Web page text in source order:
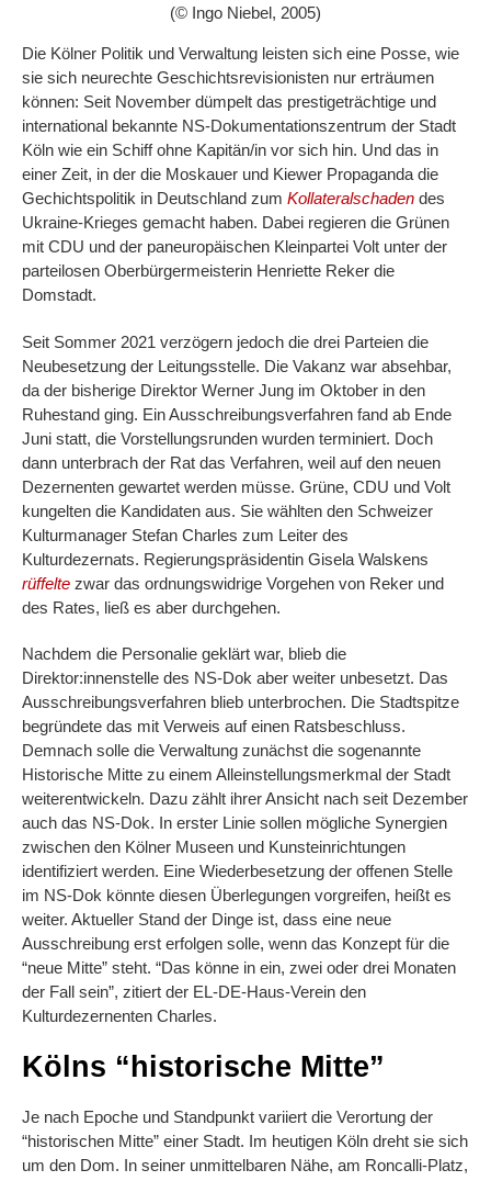
(© Ingo Niebel, 2005)
Die Kölner Politik und Verwaltung leisten sich eine Posse, wie
sie sich neurechte Geschichtsrevisionisten nur erträumen
können: Seit November dümpelt das prestigeträchtige und
international bekannte NS-Dokumentationszentrum der Stadt
Köln wie ein Schiff ohne Kapitän/in vor sich hin. Und das in
einer Zeit, in der die Moskauer und Kiewer Propaganda die
Gechichtspolitik in Deutschland zum Kollateralschaden des
Ukraine-Krieges gemacht haben. Dabei regieren die Grünen
mit CDU und der paneuropäischen Kleinpartei Volt unter der
parteilosen Oberbürgermeisterin Henriette Reker die
Domstadt.
Seit Sommer 2021 verzögern jedoch die drei Parteien die
Neubesetzung der Leitungsstelle. Die Vakanz war absehbar,
da der bisherige Direktor Werner Jung im Oktober in den
Ruhestand ging. Ein Ausschreibungsverfahren fand ab Ende
Juni statt, die Vorstellungsrunden wurden terminiert. Doch
dann unterbrach der Rat das Verfahren, weil auf den neuen
Dezernenten gewartet werden müsse. Grüne, CDU und Volt
kungelten die Kandidaten aus. Sie wählten den Schweizer
Kulturmanager Stefan Charles zum Leiter des
Kulturdezernats. Regierungspräsidentin Gisela Walskens
rüffelte zwar das ordnungswidrige Vorgehen von Reker und
des Rates, ließ es aber durchgehen.
Nachdem die Personalie geklärt war, blieb die
Direktor:innenstelle des NS-Dok aber weiter unbesetzt. Das
Ausschreibungsverfahren blieb unterbrochen. Die Stadtspitze
begründete das mit Verweis auf einen Ratsbeschluss.
Demnach solle die Verwaltung zunächst die sogenannte
Historische Mitte zu einem Alleinstellungsmerkmal der Stadt
weiterentwickeln. Dazu zählt ihrer Ansicht nach seit Dezember
auch das NS-Dok. In erster Linie sollen mögliche Synergien
zwischen den Kölner Museen und Kunsteinrichtungen
identifiziert werden. Eine Wiederbesetzung der offenen Stelle
im NS-Dok könnte diesen Überlegungen vorgreifen, heißt es
weiter. Aktueller Stand der Dinge ist, dass eine neue
Ausschreibung erst erfolgen solle, wenn das Konzept für die
“neue Mitte” steht. “Das könne in ein, zwei oder drei Monaten
der Fall sein”, zitiert der EL-DE-Haus-Verein den
Kulturdezernenten Charles.
Kölns “historische Mitte”
Je nach Epoche und Standpunkt variiert die Verortung der
“historischen Mitte” einer Stadt. Im heutigen Köln dreht sie sich
um den Dom. In seiner unmittelbaren Nähe, am Roncalli-Platz,